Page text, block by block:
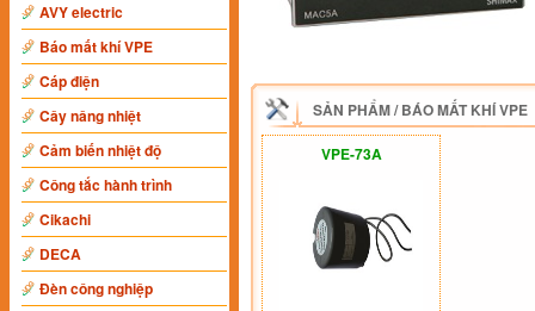
AVY electric
Báo mất khí VPE
Cáp điện
Cây nâng nhiệt
Cảm biến nhiệt độ
Công tắc hành trình
Cikachi
DECA
Đèn công nghiệp
SẢN PHẨM/BÁO MẤT KHÍ VPE
VPE-73A